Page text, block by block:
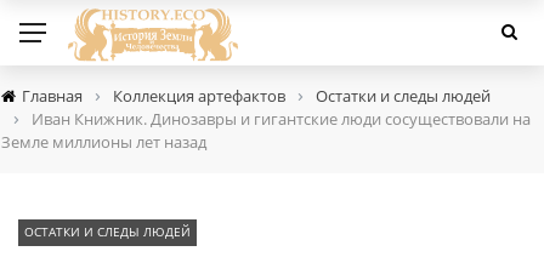
Главная › Коллекция артефактов › Остатки и следы людей
›
Иван Книжник. Динозавры и гигантские люди сосуществовали на
Земле миллионы лет назад
ОСТАТКИ И СЛЕДЫ ЛЮДЕЙ